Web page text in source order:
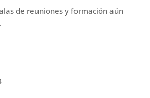
de reuniones y formación aún